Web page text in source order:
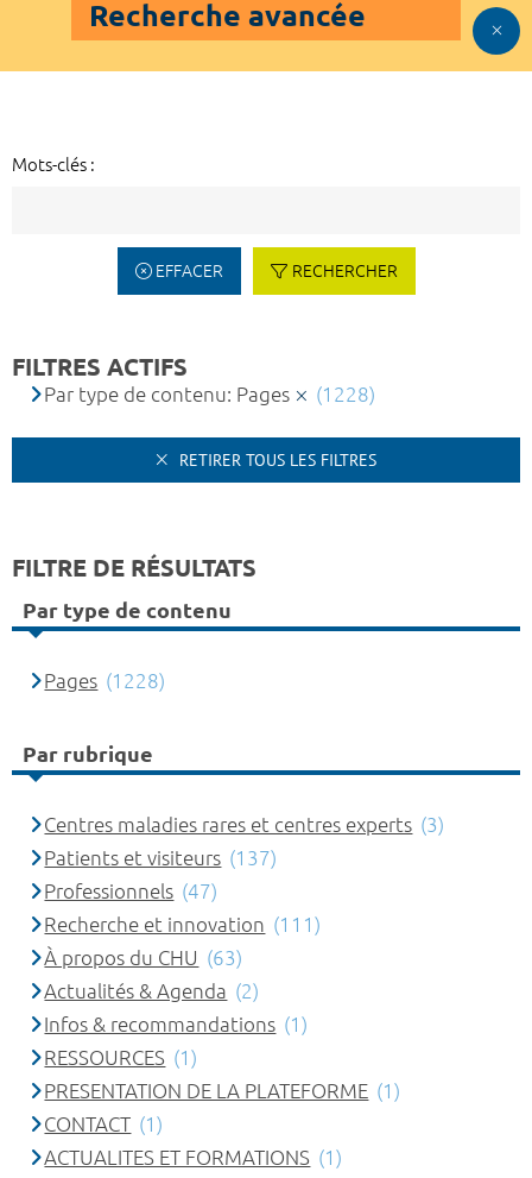
Recherche avancée
Mots-clés :
EFFACER RECHERCHER
FILTRES ACTIFS
Par type de contenu: Pages (1228)
RETIRER TOUS LES FILTRES
FILTRE DE RÉSULTATS
Par type de contenu
Pages (1228)
Par rubrique
Centres maladies rares et centres experts (3)
Patients et visiteurs (137)
Professionnels (47)
Recherche et innovation (111)
À propos du CHU (63)
Actualités & Agenda (2)
Infos & recommandations (1)
RESSOURCES (1)
PRESENTATION DE LA PLATEFORME (1)
CONTACT (1)
ACTUALITES ET FORMATIONS (1)